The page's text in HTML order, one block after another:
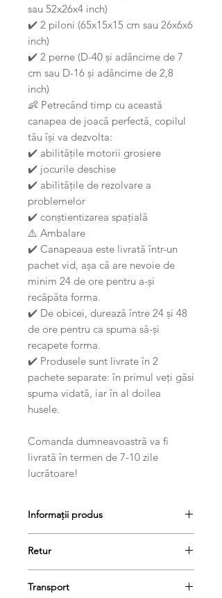
sau 52x26x4 inch)
✔️ 2 piloni (65x15x15 cm sau 26x6x6
inch)
✔️ 2 perne (D-40 și adâncime de 7
cm sau D-16 și adâncime de 2,8
inch)
👶 Petrecând timp cu această
canapea de joacă perfectă, copilul
tău își va dezvolta:
✔️ abilitățile motorii grosiere
✔️ jocurile deschise
✔️ abilitățile de rezolvare a
problemelor
✔️ conștientizarea spațială
⚠️ Ambalare
✔️ Canapeaua este livrată într-un
pachet vid, așa că are nevoie de
minim 24 de ore pentru a-și
recăpăta forma.
✔️ De obicei, durează între 24 și 48
de ore pentru ca spuma să-și
recapete forma.
✔️ Produsele sunt livrate în 2
pachete separate: în primul veți găsi
spuma vidată, iar în al doilea
husele.
Comanda dumneavoastră va fi
livrată în termen de 7-10 zile
lucrătoare!
Informații produs
Retur
de 14 de zile, dacă păstrați etichetele
Transport